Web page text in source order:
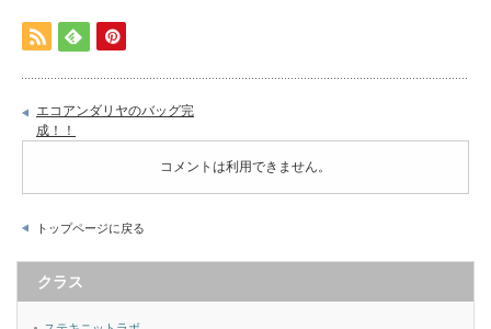
エコアンダリヤのバッグ完
成！！
コメントは利用できません。
トップページに戻る
クラス